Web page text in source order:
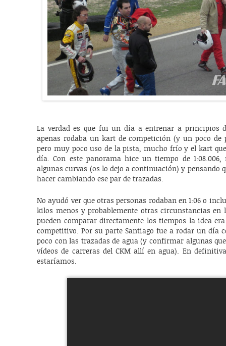
La verdad es que fui un día a entrenar a principios
apenas rodaba un kart de competición (y un poco
pero muy poco uso de la pista, mucho frío y el kart
día. Con este panorama hice un tiempo de
algunas curvas (os lo dejo a continuación) y pensando
hacer cambiando ese par de trazadas.
No ayudó ver que otras personas rodaban en 1:06 o
kilos menos y probablemente otras circunstancias en
pueden comparar directamente los tiempos la idea
competitivo. Por su parte Santiago fue a rodar un día
poco con las trazadas de agua (y confirmar algunas
vídeos de carreras del CKM allí en agua). En
estaríamos.